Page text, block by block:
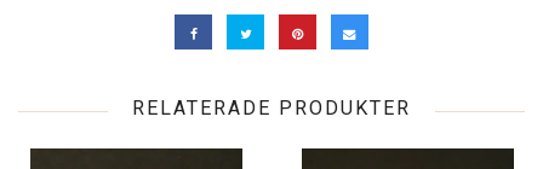
RELATERADE PRODUKTER